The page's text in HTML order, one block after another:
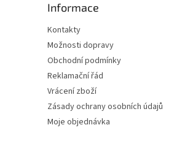
Informace
Kontakty
Možnosti dopravy
Obchodní podmínky
Reklamační řád
Vrácení zboží
Zásady ochrany osobních údajů
Moje objednávka